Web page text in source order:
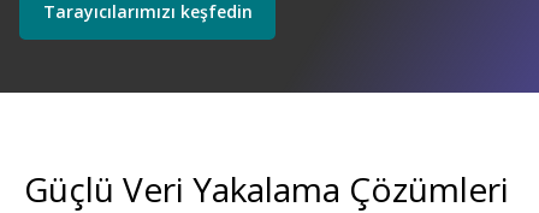
Tarayıcılarımızı keşfedin
Keşfedin
Servislerimizi keşfedin
Güçlü Veri Yakalama Çözümleri